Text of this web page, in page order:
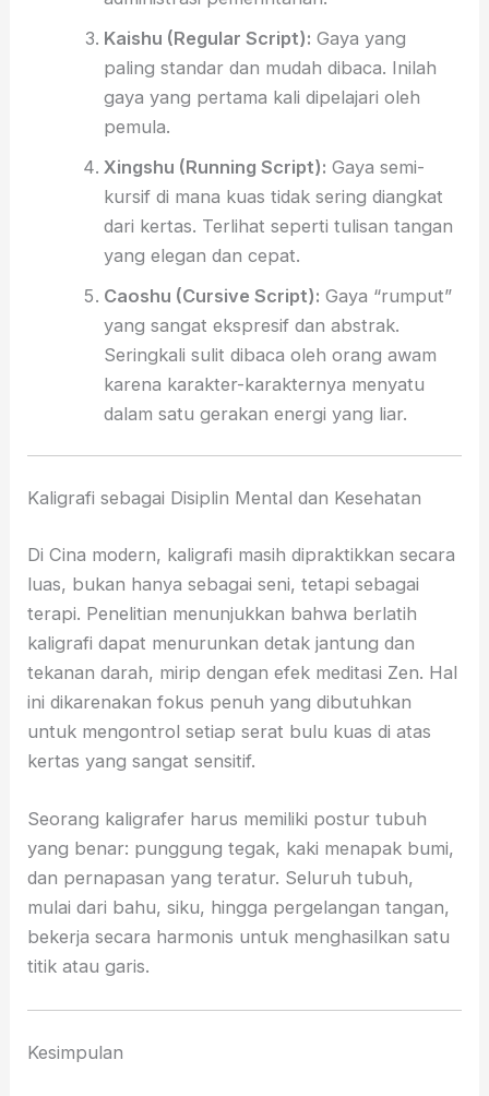
Kaishu (Regular Script): Gaya yang
paling standar dan mudah dibaca. Inilah
gaya yang pertama kali dipelajari oleh
pemula.
Xingshu (Running Script): Gaya semi-
kursif di mana kuas tidak sering diangkat
dari kertas. Terlihat seperti tulisan tangan
yang elegan dan cepat.
Caoshu (Cursive Script): Gaya “rumput”
yang sangat ekspresif dan abstrak.
Seringkali sulit dibaca oleh orang awam
karena karakter-karakternya menyatu
dalam satu gerakan energi yang liar.
Kaligrafi sebagai Disiplin Mental dan Kesehatan
Di Cina modern, kaligrafi masih dipraktikkan secara
luas, bukan hanya sebagai seni, tetapi sebagai
terapi. Penelitian menunjukkan bahwa berlatih
kaligrafi dapat menurunkan detak jantung dan
tekanan darah, mirip dengan efek meditasi Zen. Hal
ini dikarenakan fokus penuh yang dibutuhkan
untuk mengontrol setiap serat bulu kuas di atas
kertas yang sangat sensitif.
Seorang kaligrafer harus memiliki postur tubuh
yang benar: punggung tegak, kaki menapak bumi,
dan pernapasan yang teratur. Seluruh tubuh,
mulai dari bahu, siku, hingga pergelangan tangan,
bekerja secara harmonis untuk menghasilkan satu
titik atau garis.
Kesimpulan